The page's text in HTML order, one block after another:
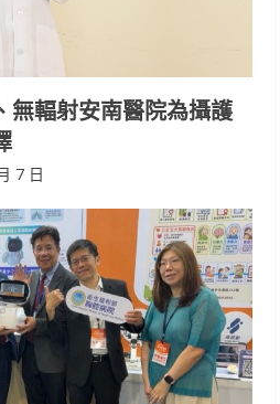
無輻射安南醫院為攝護
7 日